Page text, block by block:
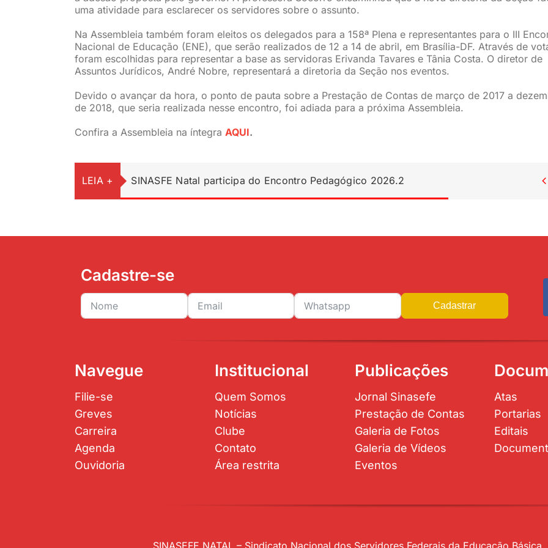
uma atividade para esclarecer os servidores sobre o assunto.
Na Assembleia também foram eleitos os delegados para a 158ª Plena e representantes para o III
Nacional de Educação (ENE), que serão realizados de 12 a 14 de abril, em Brasília-DF. Através de
foram escolhidas para representar a base as servidoras Erivanda Tavares e Tânia Costa. O diretor de
Assuntos Jurídicos, André Nobre, representará a diretoria da Seção nos eventos.
Devido o avançar da hora, o ponto de pauta sobre a Prestação de Contas de março de 2017 a
de 2018, que seria realizada nesse encontro, foi adiada para a próxima Assembleia.
Confira a Assembleia na íntegra AQUI.
LEIA + SINASFE Natal participa do Encontro Pedagógico 2026.2 
Cadastre-se
Cadastrar
Navegue
Filie-se
Greves
Carreira
Agenda
Ouvidoria
Institucional
Quem Somos
Notícias
Clube
Contato
Área restrita
Publicações
Jornal Sinasefe
Prestação de Contas
Galeria de Fotos
Galeria de Vídeos
Eventos
Atas
Portarias
Editais
SINASEFE NATAL – Sindicato Nacional dos Servidores Federais da Educação